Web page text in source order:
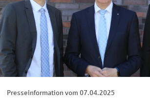
Presseinformation vom 07.04.2025